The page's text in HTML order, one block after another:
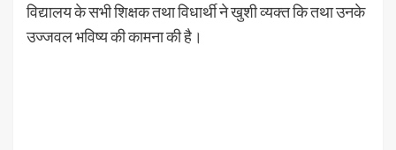
विद्यालय के सभी शिक्षक तथा विधार्थी ने खुशी व्यक्त कि तथा उनके
उज्जवल भविष्य की कामना की है।